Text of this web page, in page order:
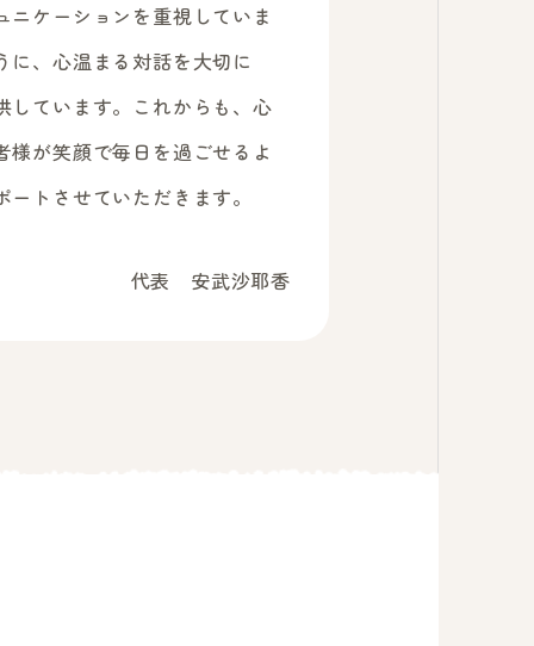
ケーションを重視していま
に、心温まる対話を大切に
しています。これからも、心
が笑顔で毎日を過ごせるよ
トさせていただきます。
代表 安武沙耶香